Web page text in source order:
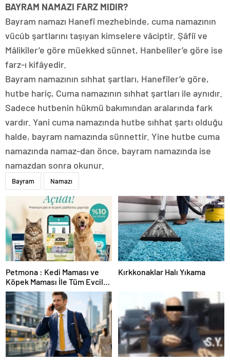
BAYRAM NAMAZI FARZ MIDIR?
Bayram namazı Hanefî mezhebinde, cuma namazının
vücûb şartlarını taşıyan kimselere vâciptir. Şâfiî ve
Mâlikîler’e göre müekked sünnet, Hanbelîler’e göre ise
farz-ı kifâyedir.
Bayram namazının sıhhat şartları, Hanefîler’e göre,
hutbe hariç, Cuma namazının sıhhat şartları ile aynıdır.
Sadece hutbenin hükmü bakımından aralarında fark
vardır. Yani cuma namazında hutbe sıhhat şartı olduğu
halde, bayram namazında sünnettir. Yine hutbe cuma
namazında namaz-dan önce, bayram namazında ise
namazdan sonra okunur.
Bayram Namazı
Petmona : Kedi Maması ve
Köpek Maması İle Tüm Evcil
Hayvan Ürünleri
Kırkkonaklar Halı Yıkama